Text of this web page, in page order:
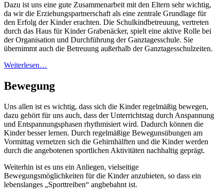
Dazu ist uns eine gute Zusammenarbeit mit den Eltern sehr wichtig,
da wir die Erziehungspartnerschaft als eine zentrale Grundlage für
den Erfolg der Kinder erachten. Die Schulkindbetreuung, vertreten
durch das Haus für Kinder Grabenäcker, spielt eine aktive Rolle bei
der Organisation und Durchführung der Ganztagesschule. Sie
übernimmt auch die Betreuung außerhalb der Ganztagesschulzeiten.
Weiterlesen…
Bewegung
Uns allen ist es wichtig, dass sich die Kinder regelmäßig bewegen,
dazu gehört für uns auch, dass der Unterrichtstag durch Anspannung
und Entspannungsphasen rhythmisiert wird. Dadurch können die
Kinder besser lernen. Durch regelmäßige Bewegunsübungen am
Vormittag vernetzen sich die Gehirnhälften und die Kinder werden
durch die angebotenen sportlichen Aktivitäten nachhaltig geprägt.
Weiterhin ist es uns ein Anliegen, vielseitige
Bewegungsmöglichkeiten für die Kinder anzubieten, so dass ein
lebenslanges „Sporttreiben“ angbebahnt ist.